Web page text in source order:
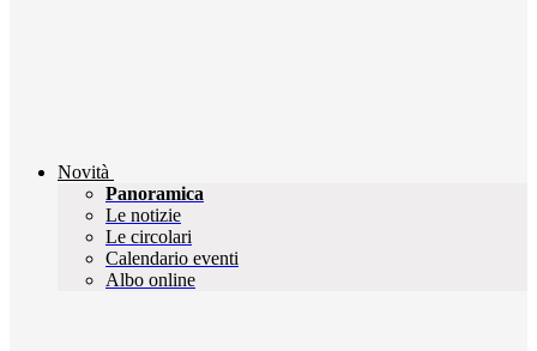
Novità
Panoramica
Le notizie
Le circolari
Calendario eventi
Albo online